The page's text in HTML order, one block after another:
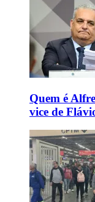
Quem é
vice de